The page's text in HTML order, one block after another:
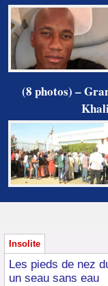
(8 photos) –
Insolite
Les pieds de nez
un seau sans eau